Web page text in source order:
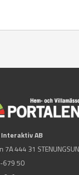
AB
7A 444 31
679 50